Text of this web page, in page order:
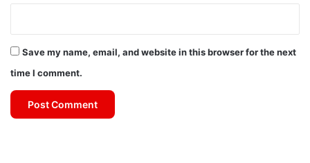
Save my name, email, and website in this browser for the next
time I comment.